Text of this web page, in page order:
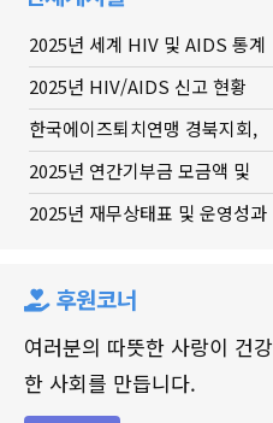
2025년 세계 HIV 및 AIDS 통계
2025년 HIV/AIDS 신고 현황
한국에이즈퇴치연맹 경북지회,
20...
2025년 연간기부금 모금액 및
활...
2025년 재무상태표 및 운영성과
후원코너
여러분의 따뜻한 사랑이 건강
한 사회를 만듭니다.